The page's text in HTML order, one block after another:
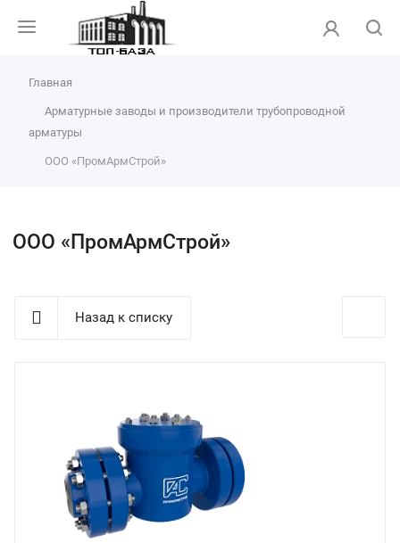
Главная
Арматурные заводы и производители трубопроводной
арматуры
ООО «ПромАрмСтрой»
ООО «ПромАрмСтрой»
Назад к списку